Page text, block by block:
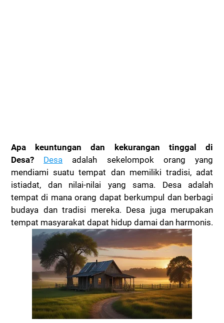
Apa keuntungan dan kekurangan tinggal di
Desa? Desa adalah sekelompok orang yang
mendiami suatu tempat dan memiliki tradisi, adat
istiadat, dan nilai-nilai yang sama. Desa adalah
tempat di mana orang dapat berkumpul dan berbagi
budaya dan tradisi mereka. Desa juga merupakan
tempat masyarakat dapat hidup damai dan harmonis.